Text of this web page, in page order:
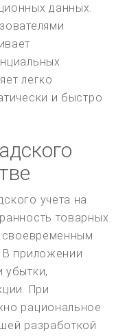
данных.
легко
и быстро
учета на
товарных
своевременным
В приложении
убытки,
При
рациональное
разработкой